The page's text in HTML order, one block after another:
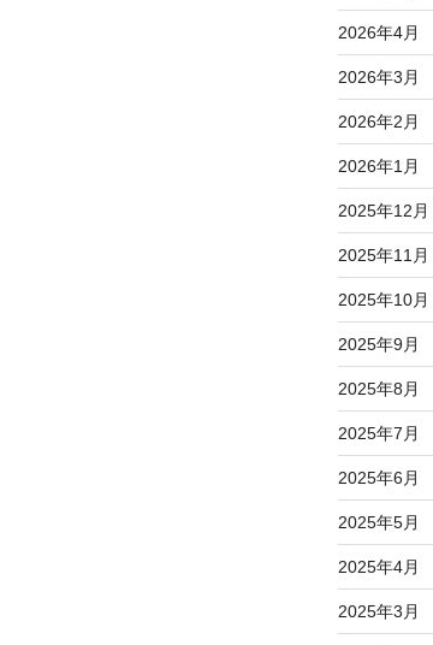
2026年4月
2026年3月
2026年2月
2026年1月
2025年12月
2025年11月
2025年10月
2025年9月
2025年8月
2025年7月
2025年6月
2025年5月
2025年4月
2025年3月